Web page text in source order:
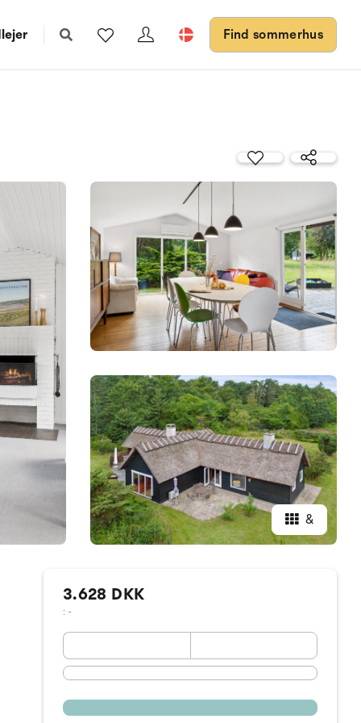
Find sommerhus
&
3.628 DKK
: -